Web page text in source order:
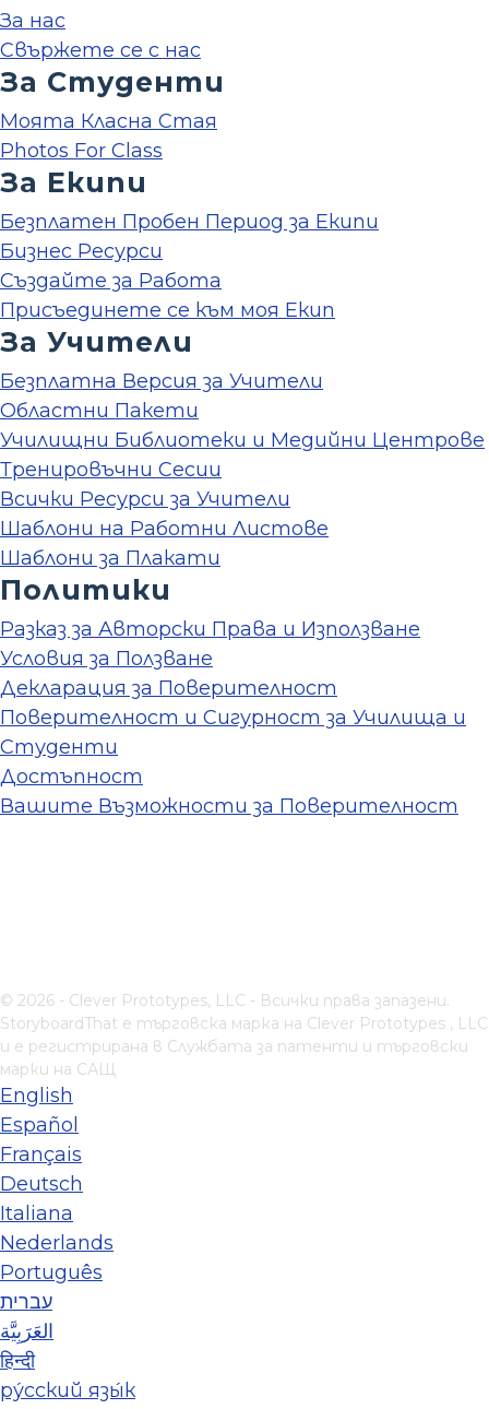
За нас
Свържете се с нас
За Студенти
Моята Класна Стая
Photos For Class
За Екипи
Безплатен Пробен Период за Екипи
Бизнес Ресурси
Създайте за Работа
Присъединете се към моя Екип
За Учители
Безплатна Версия за Учители
Областни Пакети
Училищни Библиотеки и Медийни Центрове
Тренировъчни Сесии
Всички Ресурси за Учители
Шаблони на Работни Листове
Шаблони за Плакати
Политики
Разказ за Авторски Права и Използване
Условия за Ползване
Декларация за Поверителност
Поверителност и Сигурност за Училища и
Студенти
Достъпност
Вашите Възможности за Поверителност
© 2026 - Clever Prototypes, LLC - Всички права запазени.
StoryboardThat е търговска марка на Clever Prototypes , LLC
и е регистрирана в Службата за патенти и търговски
марки на САЩ
English
Español
Français
Deutsch
Italiana
Nederlands
Português
עברית
العَرَبِيَّة
हिन्दी
ру́сский язы́к